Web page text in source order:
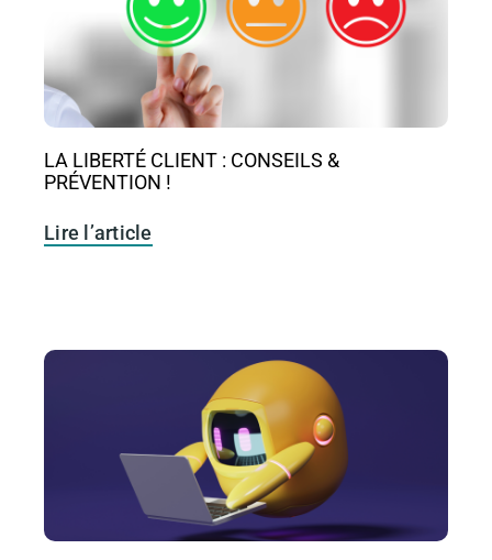
LA LIBERTÉ CLIENT : CONSEILS &
PRÉVENTION !
Lire l’article